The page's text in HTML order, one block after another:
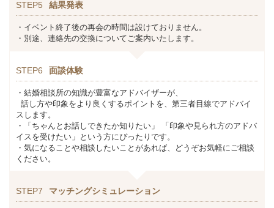
STEP5 結果発表
・イベント終了後の再会の時間は設けておりません。
・別途、連絡先の交換についてご案内いたします。
STEP6 面談体験
・結婚相談所の知識が豊富なアドバイザーが、
話し方や印象をより良くするポイントを、第三者目線でアドバイ
スします。
・「ちゃんとお話しできたか知りたい」 「印象や見られ方のアドバ
イスを受けたい」という方にぴったりです。
・気になることや相談したいことがあれば、どうぞお気軽にご相談
ください。
STEP7 マッチングシミュレーション